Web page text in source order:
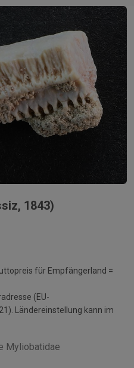
1843)
für Empfängerland =
(EU-
Ländereinstellung kann im
Myliobatidae